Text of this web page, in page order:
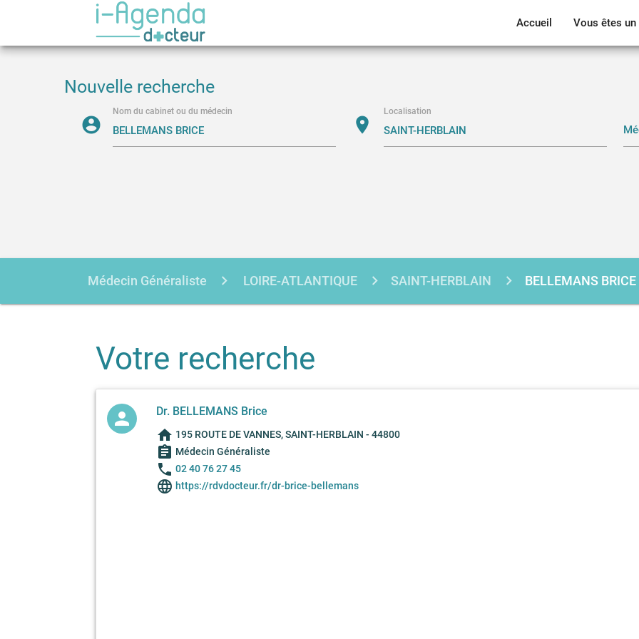
Accueil Vous êtes
Nouvelle recherche
account_circle
Nom du cabinet ou du médecin
location_on
Localisation
Médecin Généraliste LOIRE-ATLANTIQUE SAINT-HERBLAIN BELLEMANS BRICE
Votre recherche
person Dr. BELLEMANS Brice
home 195 ROUTE DE VANNES, SAINT-HERBLAIN - 44800
assignment Médecin Généraliste
phone 02 40 76 27 45
language https://rdvdocteur.fr/dr-brice-bellemans